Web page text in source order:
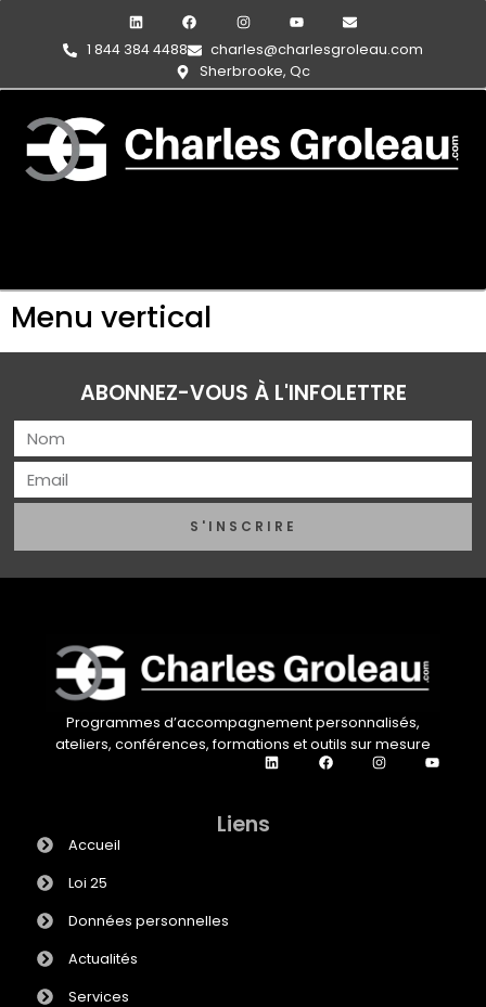
1 844 384 4488
charles@charlesgroleau.com
Sherbrooke, Qc
Menu vertical
ABONNEZ-VOUS À L'INFOLETTRE
S'INSCRIRE
Programmes d’accompagnement personnalisés,
ateliers, conférences, formations et outils sur mesure
Liens
Accueil
Loi 25
Données personnelles
Actualités
Services